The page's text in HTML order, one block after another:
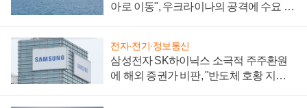
아로 이동", 우크라이나의 공격에 수요 늘
전자·전기·정보통신
삼성전자 SK하이닉스 소극적 주주환원
에 해외 증권가 비판, "반도체 호황 지속